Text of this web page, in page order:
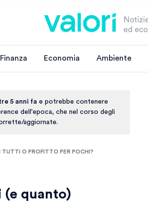
Finanza Economia Ambiente
5 anni fa e potrebbe contenere
dell'epoca, che nel corso degli
aggiornate.
O PROFITTO PER POCHI?
(e quanto)